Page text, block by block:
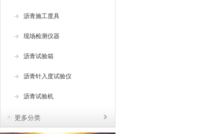
沥青施工度具
现场检测仪器
沥青试验箱
沥青针入度试验仪
沥青试验机
更多分类